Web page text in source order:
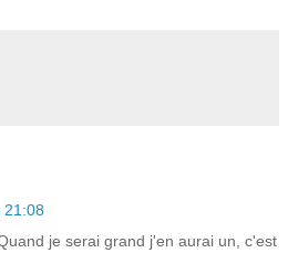
21:08
je serai grand j'en aurai un, c'est